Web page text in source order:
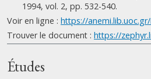
1994, vol. 2, pp. 532-540.
Voir en ligne : https://
Trouver le document : https://
Études